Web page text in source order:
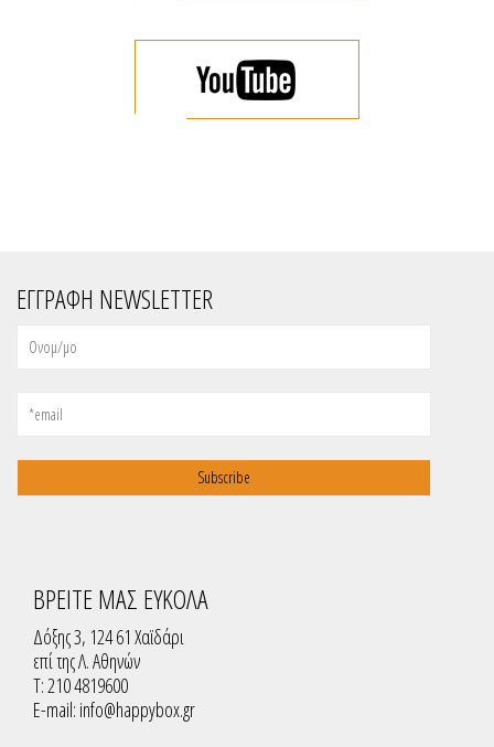
ΕΓΓΡΑΦΗ NEWSLETTER
ΒΡΕΙΤΕ ΜΑΣ ΕΥΚΟΛΑ
Δόξης 3, 124 61 Χαϊδάρι
επί της Λ. Αθηνών
T: 210 4819600
E-mail: info@happybox.gr